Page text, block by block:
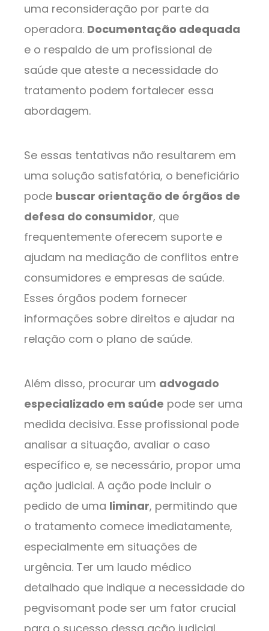
uma reconsideração por parte da
operadora. Documentação adequada
e o respaldo de um profissional de
saúde que ateste a necessidade do
tratamento podem fortalecer essa
abordagem.
Se essas tentativas não resultarem em
uma solução satisfatória, o beneficiário
pode buscar orientação de órgãos de
defesa do consumidor, que
frequentemente oferecem suporte e
ajudam na mediação de conflitos entre
consumidores e empresas de saúde.
Esses órgãos podem fornecer
informações sobre direitos e ajudar na
relação com o plano de saúde.
Além disso, procurar um advogado
especializado em saúde pode ser uma
medida decisiva. Esse profissional pode
analisar a situação, avaliar o caso
específico e, se necessário, propor uma
ação judicial. A ação pode incluir o
pedido de uma liminar, permitindo que
o tratamento comece imediatamente,
especialmente em situações de
urgência. Ter um laudo médico
detalhado que indique a necessidade do
pegvisomant pode ser um fator crucial